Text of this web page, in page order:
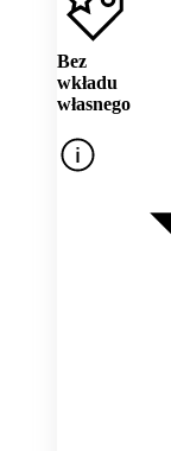
Bez
wkładu
własnego